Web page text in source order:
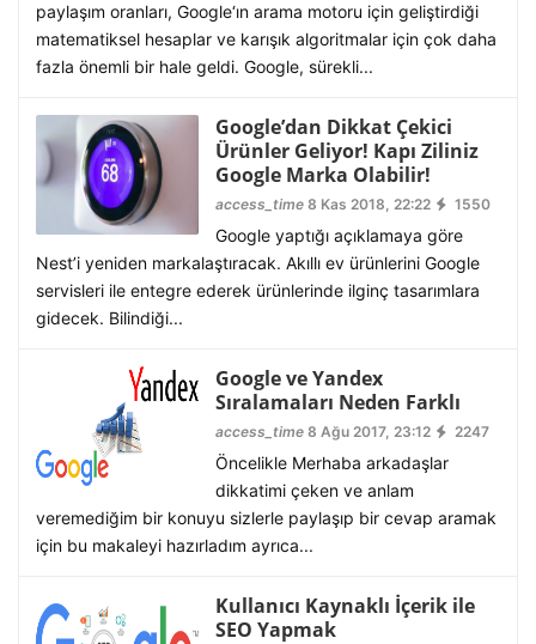
paylaşım oranları, Google‘ın arama motoru için geliştirdiği
matematiksel hesaplar ve karışık algoritmalar için çok daha
fazla önemli bir hale geldi. Google, sürekli...
Google’dan Dikkat Çekici
Ürünler Geliyor! Kapı Ziliniz
Google Marka Olabilir!
access_time8 Kas 2018, 22:22 1550
Google yaptığı açıklamaya göre
Nest’i yeniden markalaştıracak. Akıllı ev ürünlerini Google
servisleri ile entegre ederek ürünlerinde ilginç tasarımlara
gidecek. Bilindiği...
Google ve Yandex
Sıralamaları Neden Farklı
access_time8 Ağu 2017, 23:12 2247
Öncelikle Merhaba arkadaşlar
dikkatimi çeken ve anlam
veremediğim bir konuyu sizlerle paylaşıp bir cevap aramak
için bu makaleyi hazırladım ayrıca...
Kullanıcı Kaynaklı İçerik ile
SEO Yapmak